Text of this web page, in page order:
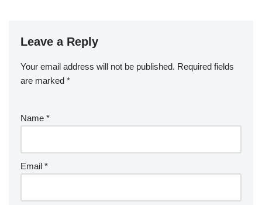
Leave a Reply
Your email address will not be published. Required fields
are marked *
Name *
Email *